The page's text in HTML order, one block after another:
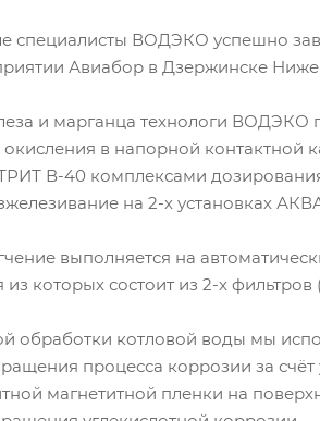
специалисты ВОДЭКО успешно
Авиабор в Дзержинске
и марганца технологи ВОДЭКО
в напорной контактной
В-40 комплексами
на 2-х установках
выполняется на
которых состоит из 2-х фильтров
обработки котловой воды мы
процесса коррозии за
магнетитной пленки на